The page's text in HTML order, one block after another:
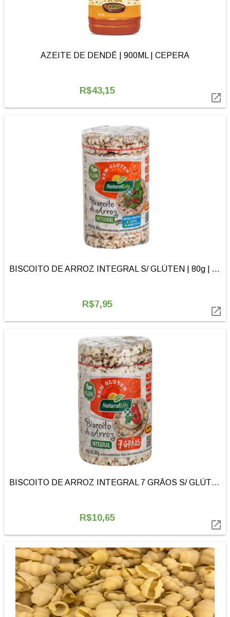
AZEITE DE DENDÊ | 900ML | CEPERA
R$43,15

BISCOITO DE ARROZ INTEGRAL S/ GLÚTEN | 80g | KODILAR
R$7,95

BISCOITO DE ARROZ INTEGRAL 7 GRÃOS S/ GLÚTEN | 80G | KODILAR
R$10,65
